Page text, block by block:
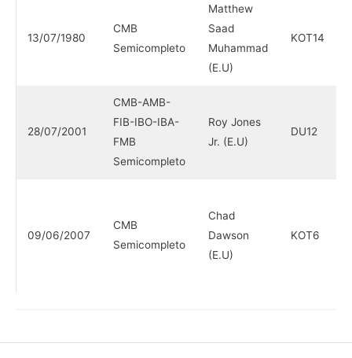
13/07/1980
CMB
Semicompleto
Matthew
Saad
Muhammad
(E.U)
KOT14
28/07/2001
CMB-AMB-
FIB-IBO-IBA-
FMB
Semicompleto
Roy Jones
Jr. (E.U)
DU12
09/06/2007
CMB
Semicompleto
Chad
Dawson
(E.U)
KOT6